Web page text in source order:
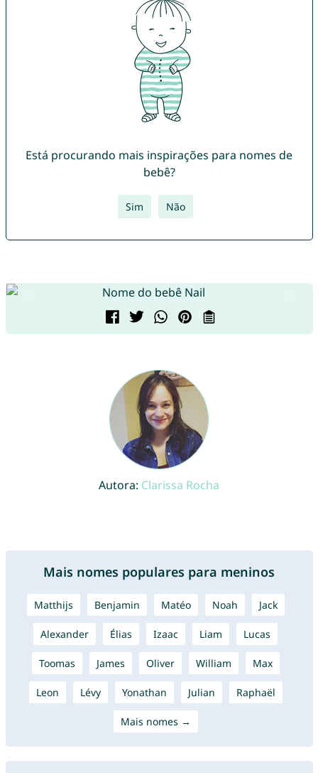
Está procurando mais inspirações para nomes de
bebê?
Sim Não
Autora: Clarissa Rocha
Mais nomes populares para meninos
Matthijs Benjamin Matéo Noah Jack
Alexander Élias Izaac Liam Lucas
Toomas James Oliver William Max
Leon Lévy Yonathan Julian Raphaël
Mais nomes →